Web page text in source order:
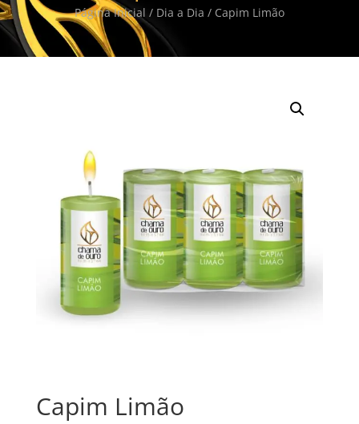
Página Inicial / Dia a Dia / Capim Limão
Capim Limão